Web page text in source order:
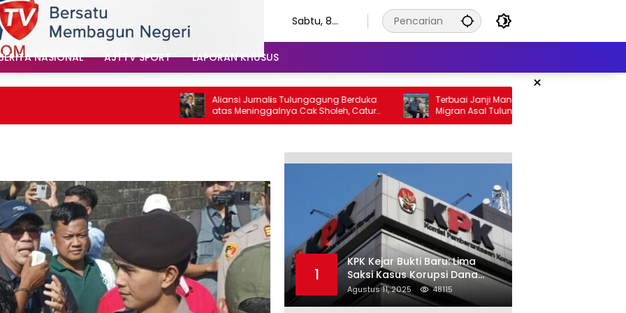
Sabtu, 8
NASIONAL AJTTV SPORT LAPORAN KHUSUS
×
Aliansi Jurnalis Tulungagung Berduka
atas Meninggalnya Cak Sholeh, Catur
Santoso: “Beliau Pejuang Keadilan yang
Terbuai Janji Manis di Facebook, Pekerja
Migran Asal Tulungagung Tertipu Rp622
Juta
1
KPK Kejar Bukti Baru: Lima
Saksi Kasus Korupsi Dana
Hibah Jatim Diperiksa di
Trenggalek
Agustus 11, 2025 48115